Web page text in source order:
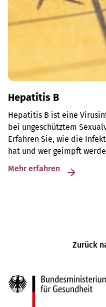
Hepatitis B
Hepatitis B ist eine
bei ungeschütztem
Erfahren Sie, wie die
hat und wer geimpft
Mehr erfahren
Zurück